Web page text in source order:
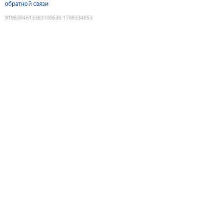
обратной связи
9198384613383100638:1786334053